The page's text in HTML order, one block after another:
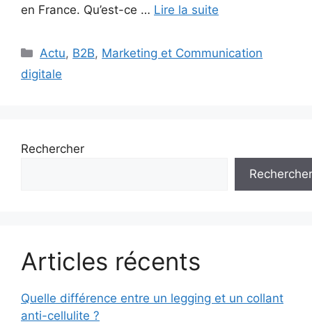
en France. Qu’est-ce … Lire la suite
Catégories
Actu, B2B, Marketing et Communication
digitale
Rechercher
Rechercher
Articles récents
Quelle différence entre un legging et un collant
anti-cellulite ?